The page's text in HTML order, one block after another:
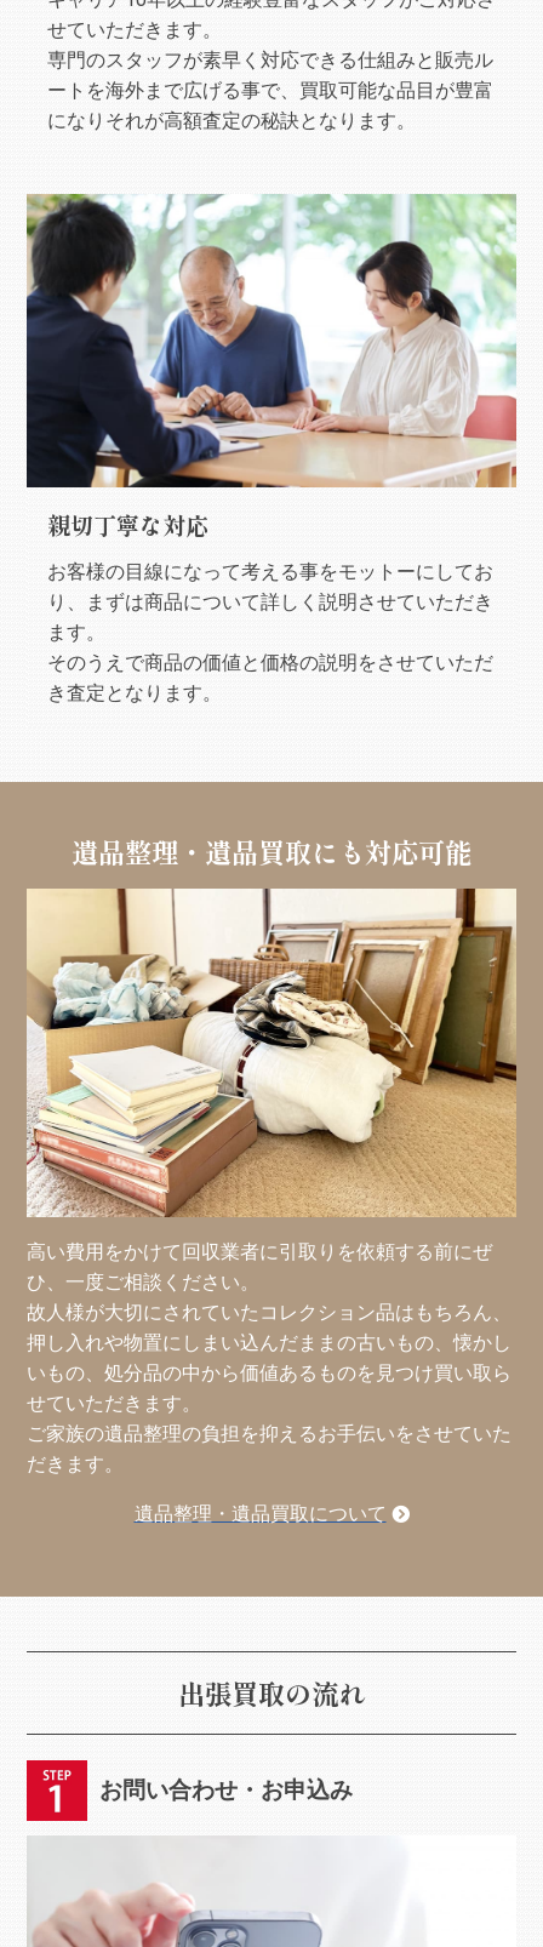
せていただきます。
専門のスタッフが素早く対応できる仕組みと販売ル
ートを海外まで広げる事で、買取可能な品目が豊富
になりそれが高額査定の秘訣となります。
親切丁寧な対応
お客様の目線になって考える事をモットーにしてお
り、まずは商品について詳しく説明させていただき
ます。
そのうえで商品の価値と価格の説明をさせていただ
き査定となります。
遺品整理・遺品買取にも対応可能
高い費用をかけて回収業者に引取りを依頼する前にぜ
ひ、一度ご相談ください。
故人様が大切にされていたコレクション品はもちろん、
押し入れや物置にしまい込んだままの古いもの、懐かし
いもの、処分品の中から価値あるものを見つけ買い取ら
せていただきます。
ご家族の遺品整理の負担を抑えるお手伝いをさせていた
だきます。
遺品整理・遺品買取について
出張買取の流れ
お問い合わせ・お申込み